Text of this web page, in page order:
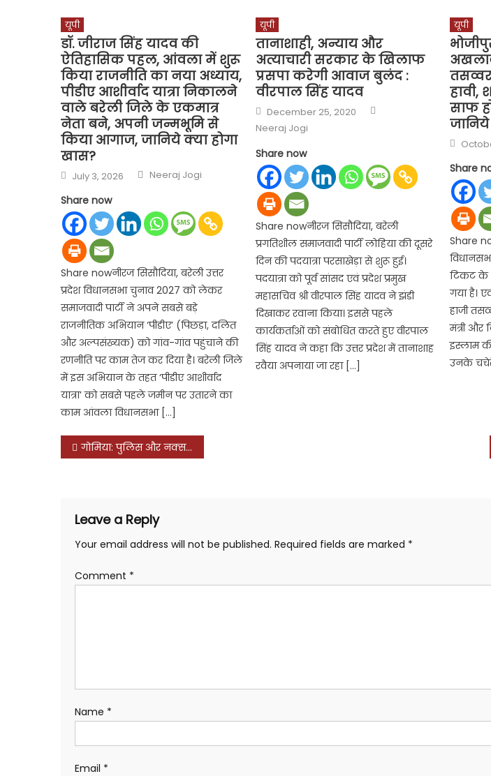
यूपी
डॉ. जीराज सिंह यादव की
ऐतिहासिक पहल, आंवला में शुरू
किया राजनीति का नया अध्याय,
पीडीए आशीर्वाद यात्रा निकालने
वाले बरेली जिले के एकमात्र
नेता बने, अपनी जन्मभूमि से
किया आगाज, जानिये क्या होगा
खास?
Posted
on
July 3, 2026 Author
Neeraj Jogi
Share now
Share nowनीरज सिसौदिया, बरेली उत्तर
प्रदेश विधानसभा चुनाव 2027 को लेकर
समाजवादी पार्टी ने अपने सबसे बड़े
राजनीतिक अभियान ‘पीडीए’ (पिछड़ा, दलित
और अल्पसंख्यक) को गांव-गांव पहुंचाने की
रणनीति पर काम तेज कर दिया है। बरेली जिले
में इस अभियान के तहत ‘पीडीए आशीर्वाद
यात्रा’ को सबसे पहले जमीन पर उतारने का
काम आंवला विधानसभा […]
यूपी
तानाशाही, अन्याय और
अत्याचारी सरकार के खिलाफ
प्रसपा करेगी आवाज बुलंद :
वीरपाल सिंह यादव
Posted
on
December 25, 2020
Neeraj Jogi
Share now
Share nowनीरज सिसौदिया, बरेली
प्रगतिशील समाजवादी पार्टी लोहिया की दूसरे
दिन की पदयात्रा परसाखेड़ा से शुरू हुई।
पदयात्रा को पूर्व सांसद एवं प्रदेश प्रमुख
महासचिव श्री वीरपाल सिंह यादव ने झंडी
दिखाकर रवाना किया। इससे पहले
कार्यकर्ताओं को संबोधित करते हुए वीरपाल
सिंह यादव ने कहा कि उत्तर प्रदेश में तानाशाह
रवैया अपनाया जा रहा […]
यूपी
हावी,
साफ
Posted
on
Share
Share
टिकट के
गया है।
हाजी
मंत्री और
इस्लाम
उनके
Post
गोमिया: पुलिस और नक्सलियों के बीच मुठभेड़, दो पुलिसकर्मियों को लगी गोली, हथियार बरामद
Leave a Reply
Your email address will not be published. Required fields are marked *
Comment *
Name *
Email *